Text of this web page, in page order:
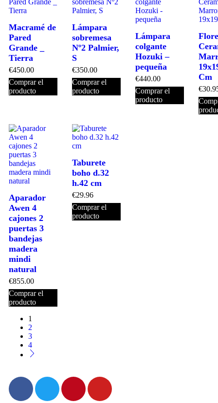
Macramé de
Pared
Grande _
Tierra
€450.00
Comprar el
producto
Lámpara
sobremesa
Nº2 Palmier,
S
€350.00
Comprar el
producto
Lámpara
colgante
Hozuki –
pequeña
€440.00
Comprar el
producto
Cm
€
Aparador
Awen 4
cajones 2
puertas 3
bandejas
madera
mindi
natural
€855.00
Comprar el
producto
Taburete
boho d.32
h.42 cm
€29.96
Comprar el
producto
1
2
3
4